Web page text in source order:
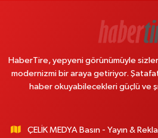
HaberTire, yepyeni görünümüyle
modernizmi bir araya getiriyor.
haber okuyabilecekleri güçlü ve
ÇELİK MEDYA Basın - Yayın &